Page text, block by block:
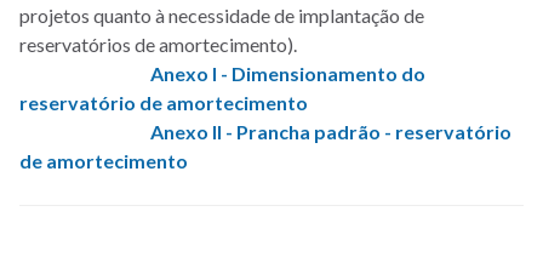
projetos quanto à necessidade de implantação de
reservatórios de amortecimento).
Anexo I - Dimensionamento do
reservatório de amortecimento
Anexo II - Prancha padrão - reservatório
de amortecimento